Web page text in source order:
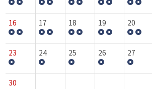
16 17 18 19 20
23 24 25 26 27
30